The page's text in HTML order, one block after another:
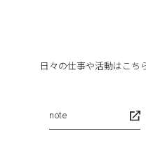
日々の仕事や活動はこち
note